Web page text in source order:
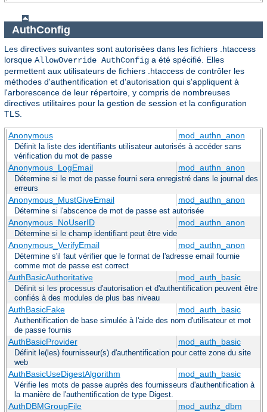
AuthConfig
Les directives suivantes sont autorisées dans les fichiers .htaccess
lorsque AllowOverride AuthConfig a été spécifié. Elles
permettent aux utilisateurs de fichiers .htaccess de contrôler les
méthodes d'authentification et d'autorisation qui s'appliquent à
l'arborescence de leur répertoire, y compris de nombreuses
directives utilitaires pour la gestion de session et la configuration
TLS.
Anonymous mod_authn_anon
Définit la liste des identifiants utilisateur autorisés à accéder sans
vérification du mot de passe
Anonymous_LogEmail mod_authn_anon
Détermine si le mot de passe fourni sera enregistré dans le journal des
erreurs
Anonymous_MustGiveEmail mod_authn_anon
Détermine si l'abscence de mot de passe est autorisée
Anonymous_NoUserID mod_authn_anon
Détermine si le champ identifiant peut être vide
Anonymous_VerifyEmail mod_authn_anon
Détermine s'il faut vérifier que le format de l'adresse email fournie
comme mot de passe est correct
AuthBasicAuthoritative mod_auth_basic
Définit si les processus d'autorisation et d'authentification peuvent être
confiés à des modules de plus bas niveau
AuthBasicFake mod_auth_basic
Authentification de base simulée à l'aide des nom d'utilisateur et mot
de passe fournis
AuthBasicProvider mod_auth_basic
Définit le(les) fournisseur(s) d'authentification pour cette zone du site
web
AuthBasicUseDigestAlgorithm mod_auth_basic
Vérifie les mots de passe auprès des fournisseurs d'authentification à
la manière de l'authentification de type Digest.
AuthDBMGroupFile mod_authz_dbm